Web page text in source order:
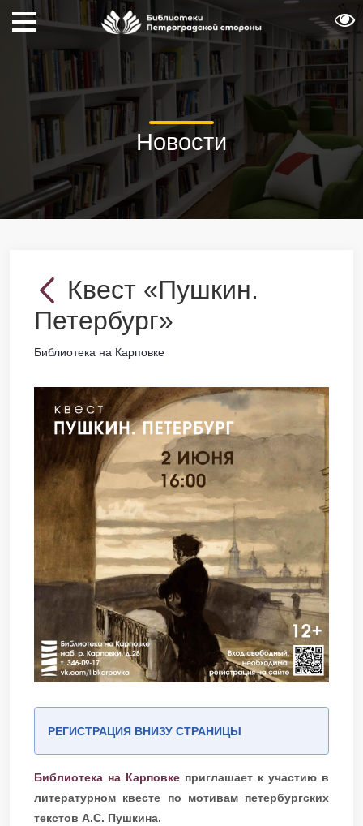
Новости
Квест «Пушкин.
Петербург»
Библиотека на Карповке
РЕГИСТРАЦИЯ ВНИЗУ СТРАНИЦЫ
Библиотека на Карповке приглашает к участию в
литературном квесте по мотивам петербургских
текстов А.С. Пушкина.